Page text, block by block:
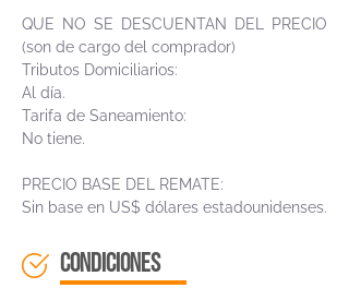
QUE NO SE DESCUENTAN DEL PRECIO
(son de cargo del comprador)
Tributos Domiciliarios:
Al día.
Tarifa de Saneamiento:
No tiene.
PRECIO BASE DEL REMATE:
Sin base en US$ dólares estadounidenses.
CONDICIONES